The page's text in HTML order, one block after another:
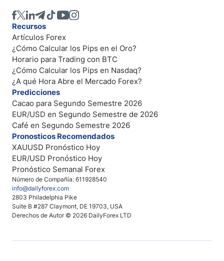
Número de Compañía: 611928540
info@dailyforex.com
2803 Philadelphia Pike
Suite B #287 Claymont, DE 19703, USA
Derechos de Autor © 2026 DailyForex LTD
Recursos
Artículos Forex
¿Cómo Calcular los Pips en el Oro?
Horario para Trading con BTC
¿Cómo Calcular los Pips en Nasdaq?
¿A qué Hora Abre el Mercado Forex?
Predicciones
Cacao para Segundo Semestre 2026
EUR/USD en Segundo Semestre de 2026
Café en Segundo Semestre 2026
Pronosticos Recomendados
XAUUSD Pronóstico Hoy
EUR/USD Pronóstico Hoy
Pronóstico Semanal Forex